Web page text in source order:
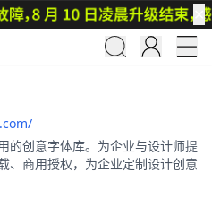
的创意字体库。为企业与设计师提
、商用授权，为企业定制设计创意